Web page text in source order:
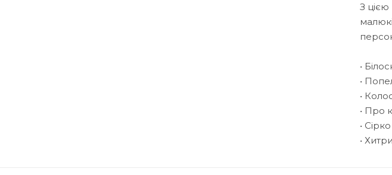
З цією
•
•
•
• Про
• Сірко
•